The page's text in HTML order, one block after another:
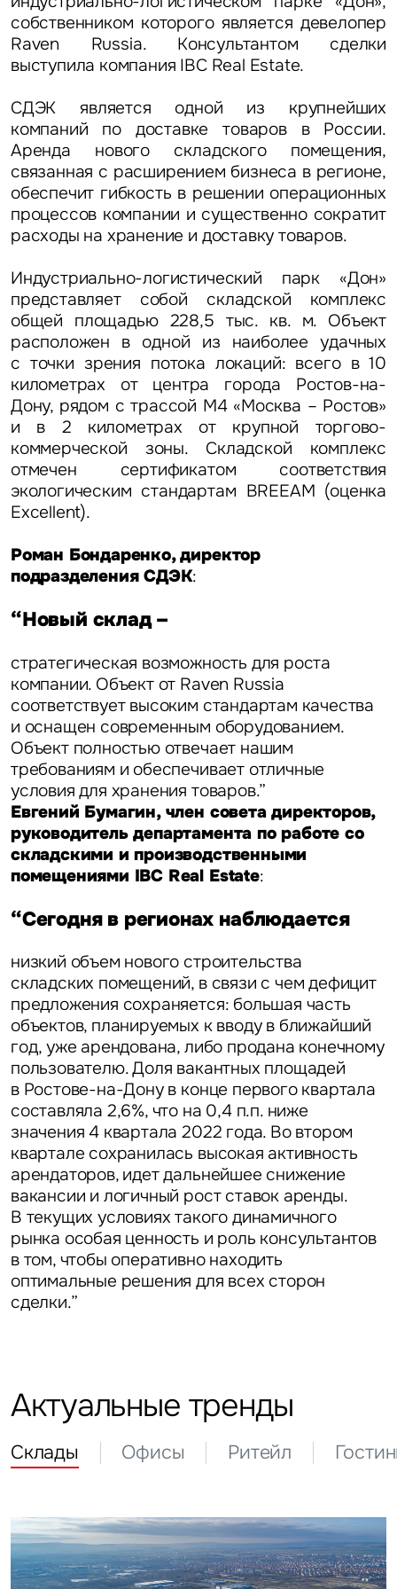
собственником которого является девелопер
Raven Russia. Консультантом сделки
выступила компания IBC Real Estate.
СДЭК является одной из крупнейших
компаний по доставке товаров в России.
Аренда нового складского помещения,
связанная с расширением бизнеса в регионе,
обеспечит гибкость в решении операционных
процессов компании и существенно сократит
расходы на хранение и доставку товаров.
Индустриально-логистический парк «Дон»
представляет собой складской комплекс
общей площадью 228,5 тыс. кв. м. Объект
расположен в одной из наиболее удачных
с точки зрения потока локаций: всего в 10
километрах от центра города Ростов-на-
Дону, рядом с трассой M4 «Москва – Ростов»
и в 2 километрах от крупной торгово-
коммерческой зоны. Складской комплекс
отмечен сертификатом соответствия
экологическим стандартам BREEAM (оценка
Excellent).
Роман Бондаренко, директор
подразделения СДЭК:
“Новый склад –
стратегическая возможность для роста
компании. Объект от Raven Russia
соответствует высоким стандартам качества
и оснащен современным оборудованием.
Объект полностью отвечает нашим
требованиям и обеспечивает отличные
условия для хранения товаров.”
Евгений Бумагин, член совета директоров,
руководитель департамента по работе со
складскими и производственными
помещениями IBC Real Estate:
“Сегодня в регионах наблюдается
низкий объем нового строительства
складских помещений, в связи с чем дефицит
предложения сохраняется: большая часть
объектов, планируемых к вводу в ближайший
год, уже арендована, либо продана конечному
пользователю. Доля вакантных площадей
в Ростове-на-Дону в конце первого квартала
составляла 2,6%, что на 0,4 п.п. ниже
значения 4 квартала 2022 года. Во втором
квартале сохранилась высокая активность
арендаторов, идет дальнейшее снижение
вакансии и логичный рост ставок аренды.
В текущих условиях такого динамичного
рынка особая ценность и роль консультантов
в том, чтобы оперативно находить
оптимальные решения для всех сторон
сделки.”
Актуальные тренды
Склады Офисы Ритейл
Задайте свой вопрос
Предложение
Жалоба
Уведомления
Объявление
Это обязательное поле
Это обязательное поле